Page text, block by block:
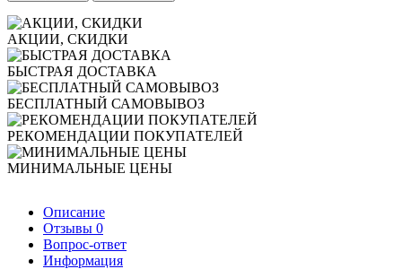
АКЦИИ, СКИДКИ
БЫСТРАЯ ДОСТАВКА
БЕСПЛАТНЫЙ САМОВЫВОЗ
РЕКОМЕНДАЦИИ ПОКУПАТЕЛЕЙ
МИНИМАЛЬНЫЕ ЦЕНЫ
Описание
Отзывы 0
Вопрос-ответ
Информация